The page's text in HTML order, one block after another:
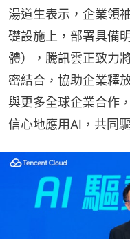
湯道生表示，企業領
礎設施上，部署具備
體），騰訊雲正致力
密結合，協助企業釋
與更多全球企業合作
信心地應用AI，共同